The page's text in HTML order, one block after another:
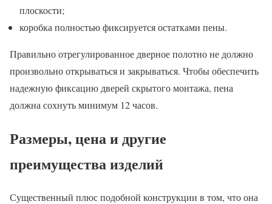
плоскости;
коробка полностью фиксируется остатками пены.
Правильно отрегулированное дверное полотно не должно
произвольно открываться и закрываться. Чтобы обеспечить
надежную фиксацию дверей скрытого монтажа, пена
должна сохнуть минимум 12 часов.
Размеры, цена и другие
преимущества изделий
Существенный плюс подобной конструкции в том, что она